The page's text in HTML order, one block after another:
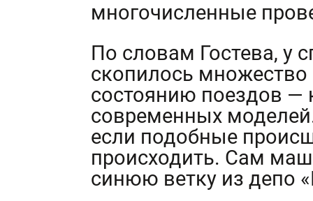
многочисленные
По словам Гостева, у
скопилось множество
состоянию поездов —
современных
если подобные
происходить. Сам
синюю ветку из депо